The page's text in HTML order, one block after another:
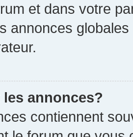
et dans votre
annonces
annonces?
contiennent